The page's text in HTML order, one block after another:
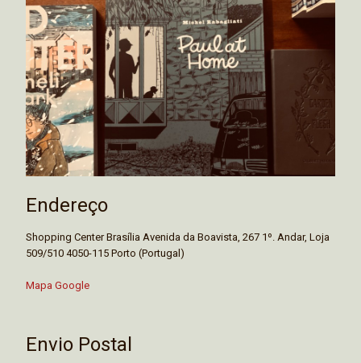
Endereço
Shopping Center Brasília Avenida da Boavista, 267 1º. Andar, Loja
509/510 4050-115 Porto (Portugal)
Mapa Google
Envio Postal